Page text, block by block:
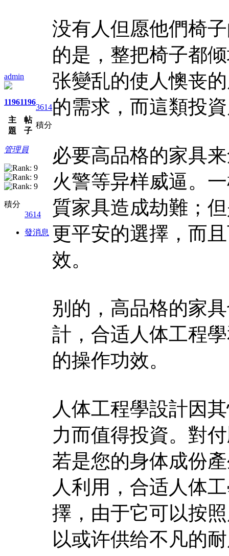
admin
1196
主
題
1196
帖
子
3614
積分
管理員
積分
3614
發消息
没有人但愿他們椅
的是，整把椅子都
张變乱的使人懊丧
的需求，而這類投
必要高品格的家具
火警等异样威逼。
質家具造成劫難；
更平安的選擇，而
效。
别的，高品格的家
計，合适人体工程
的操作功效。
人体工程學設計因
力而值得投資。對
若是您的身体成份
人利用，合适人体
擇，由于它可以按
以或许供给不凡的